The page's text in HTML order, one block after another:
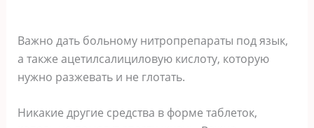
Важно дать больному нитропрепараты под язык,
а также ацетилсалициловую кислоту, которую
нужно разжевать и не глотать.
Никакие другие средства в форме таблеток,